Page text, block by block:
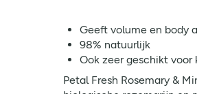
Geeft volume en body
98% natuurlijk
Ook zeer geschikt voor
Petal Fresh Rosemary &